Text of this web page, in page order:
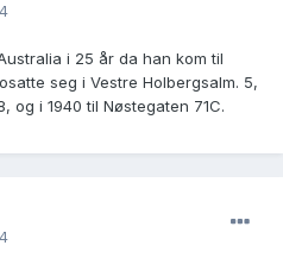
i 25 år da han kom til
seg i Vestre Holbergsalm. 5,
og i 1940 til Nøstegaten 71C.